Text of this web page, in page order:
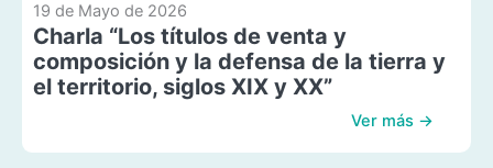
19 de Mayo de 2026
Charla “Los títulos de venta y
composición y la defensa de la tierra y
el territorio, siglos XIX y XX”
Ver más →